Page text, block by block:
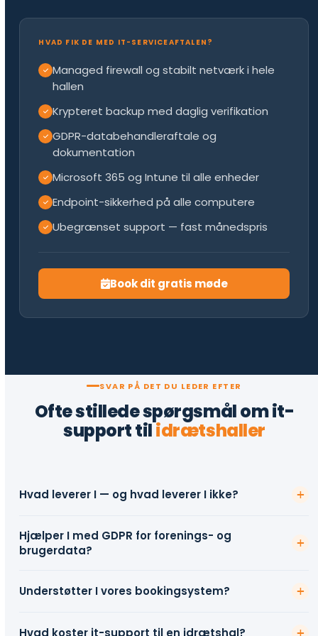
HVAD FIK DE MED IT-SERVICEAFTALEN?
Managed firewall og stabilt netværk i hele
hallen
Krypteret backup med daglig verifikation
GDPR-databehandleraftale og
dokumentation
Microsoft 365 og Intune til alle enheder
Endpoint-sikkerhed på alle computere
Ubegrænset support — fast månedspris
Book dit gratis møde
SVAR PÅ DET DU LEDER EFTER
Ofte stillede spørgsmål om it-
support tilidrætshaller
Hvad leverer I — og hvad leverer I ikke?
+
it-sikkerhed og support. Vi leverer ikke
bookingsystemer, adgangskontrolsoftware eller andre
infrastrukturen under disse systemer er stabil og
Hjælper I med GDPR for forenings- og
brugerdata?
+
dataflow og sørger for at it-infrastrukturen opfylder
sletningsprocedurer. Vi er ikke juridiske rådgivere — vi
Understøtter I vores bookingsystem?
+
Hvad koster it-support til en idrætshal?
+